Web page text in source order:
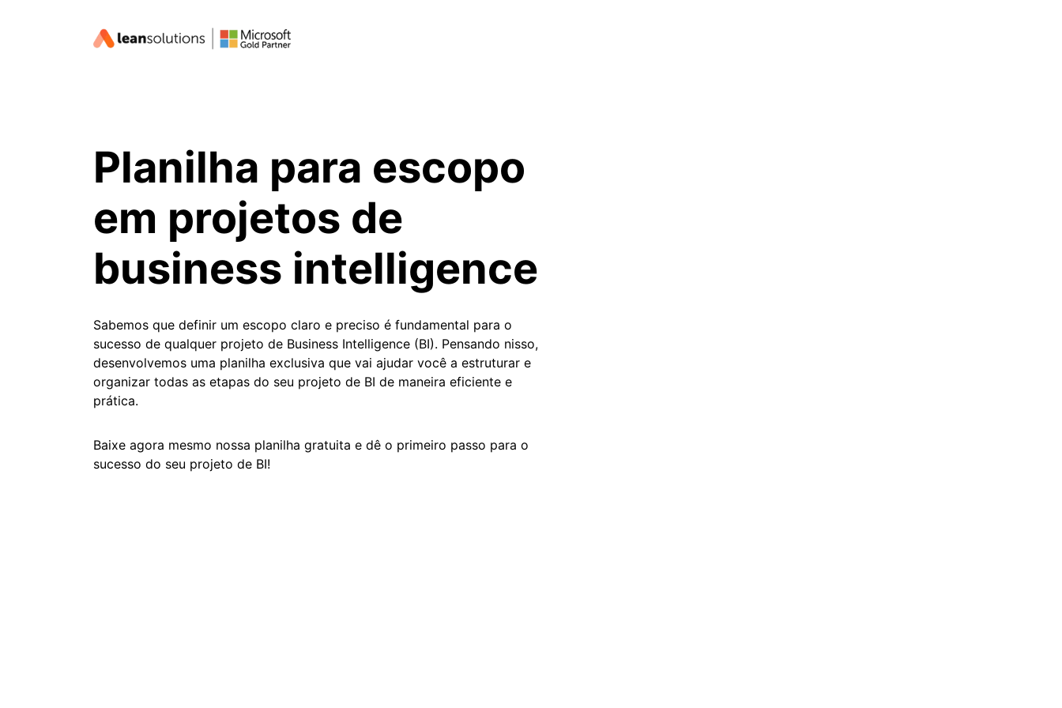
Planilha para escopo
em projetos de
business intelligence
Sabemos que definir um escopo claro e preciso é fundamental para o
sucesso de qualquer projeto de Business Intelligence (BI). Pensando nisso,
desenvolvemos uma planilha exclusiva que vai ajudar você a estruturar e
organizar todas as etapas do seu projeto de BI de maneira eficiente e
prática.
Baixe agora mesmo nossa planilha gratuita e dê o primeiro passo para o
sucesso do seu projeto de BI!